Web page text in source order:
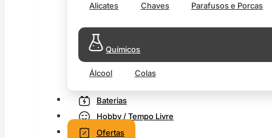
Alicates Chaves Parafusos e Porcas
Químicos
Álcool Colas
Baterias
Hobby / Tempo Livre
Ofertas